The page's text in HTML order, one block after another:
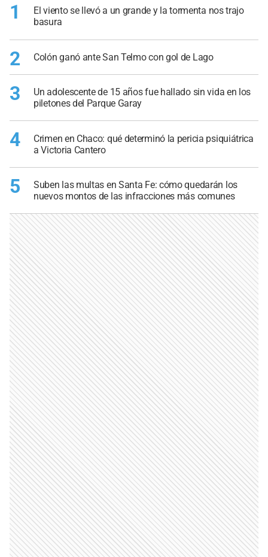
1
El viento se llevó a un grande y la tormenta nos trajo
basura
2 Colón ganó ante San Telmo con gol de Lago
3
Un adolescente de 15 años fue hallado sin vida en los
piletones del Parque Garay
4
Crimen en Chaco: qué determinó la pericia psiquiátrica
a Victoria Cantero
5
Suben las multas en Santa Fe: cómo quedarán los
nuevos montos de las infracciones más comunes